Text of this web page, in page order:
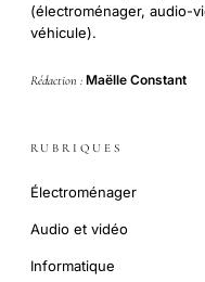
(électroménager, audio-
véhicule).
Rédaction : Maëlle Constant
RUBRIQUES
Électroménager
Audio et vidéo
Informatique